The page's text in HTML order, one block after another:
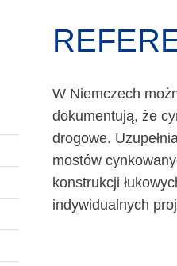
W Niemczech
dokumentują, że
drogowe.
mostów
konstrukcji
indywidualnych